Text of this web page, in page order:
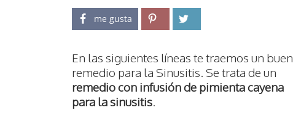
me gusta
En las siguientes líneas te traemos un buen
remedio para la Sinusitis. Se trata de un
remedio con infusión de pimienta cayena
para la sinusitis.